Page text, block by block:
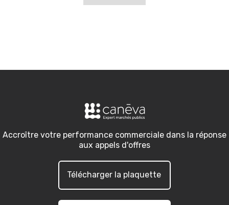
Accroître votre performance commerciale dans la réponse
aux appels d'offres
Télécharger la plaquette